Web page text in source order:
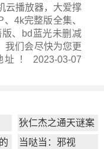
云播放器，大爱撑
4k完整版全集、
、bd蓝光未删减
我们会尽快为您更
址 ！ 2023-03-07
狄仁杰之通天谜案
当哒当：邪视